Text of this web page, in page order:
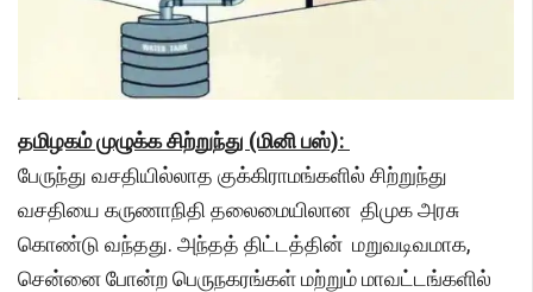
தமிழகம் முழுக்க சிற்றுந்து (மினி பஸ்):
பேருந்து வசதியில்லாத குக்கிராமங்களில் சிற்றுந்து
வசதியை கருணாநிதி தலைமையிலான திமுக அரசு
கொண்டு வந்தது. அந்தத் திட்டத்தின் மறுவடிவமாக,
சென்னை போன்ற பெருநகரங்கள் மற்றும் மாவட்டங்களில்